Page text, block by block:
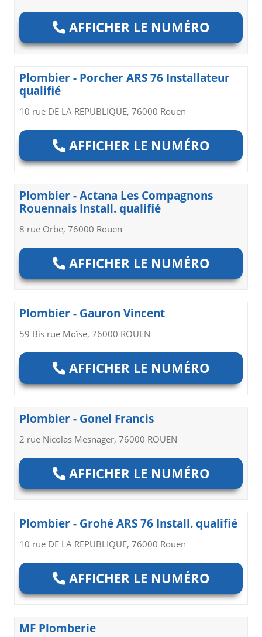
AFFICHER LE NUMÉRO
Plombier - Porcher ARS 76 Installateur
qualifié
10 rue DE LA REPUBLIQUE, 76000 Rouen
AFFICHER LE NUMÉRO
Plombier - Actana Les Compagnons
Rouennais Install. qualifié
8 rue Orbe, 76000 Rouen
AFFICHER LE NUMÉRO
Plombier - Gauron Vincent
59 Bis rue Moïse, 76000 ROUEN
AFFICHER LE NUMÉRO
Plombier - Gonel Francis
2 rue Nicolas Mesnager, 76000 ROUEN
AFFICHER LE NUMÉRO
Plombier - Grohé ARS 76 Install. qualifié
10 rue DE LA REPUBLIQUE, 76000 Rouen
AFFICHER LE NUMÉRO
MF Plomberie